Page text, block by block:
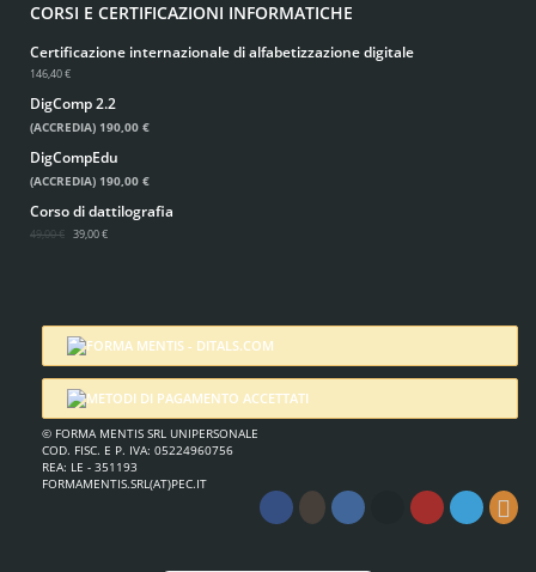
CORSI E CERTIFICAZIONI INFORMATICHE
Certificazione internazionale di alfabetizzazione digitale
146,40 €
DigComp 2.2
(ACCREDIA) 190,00 €
DigCompEdu
(ACCREDIA) 190,00 €
Corso di dattilografia
49,00 € 39,00 €
© FORMA MENTIS SRL UNIPERSONALE
COD. FISC. E P. IVA: 05224960756
REA: LE - 351193
FORMAMENTIS.SRL(AT)PEC.IT